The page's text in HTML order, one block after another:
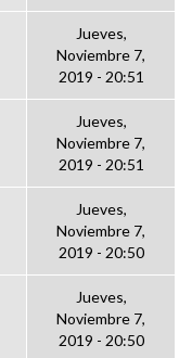
Jueves,
Noviembre 7,
2019 - 20:51
Jueves,
Noviembre 7,
2019 - 20:51
Jueves,
Noviembre 7,
2019 - 20:50
Jueves,
Noviembre 7,
2019 - 20:50